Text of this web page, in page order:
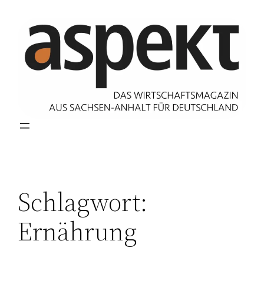
Inhalt
springen
Schlagwort:
Ernährung